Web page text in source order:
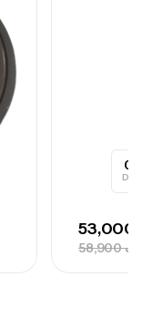
00
58,900